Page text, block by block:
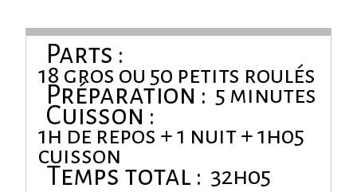
Parts :
18 gros ou 50 petits roulés
Préparation : 5 minutes
Cuisson :
1h de repos + 1 nuit + 1h05
cuisson
Temps total : 32h05